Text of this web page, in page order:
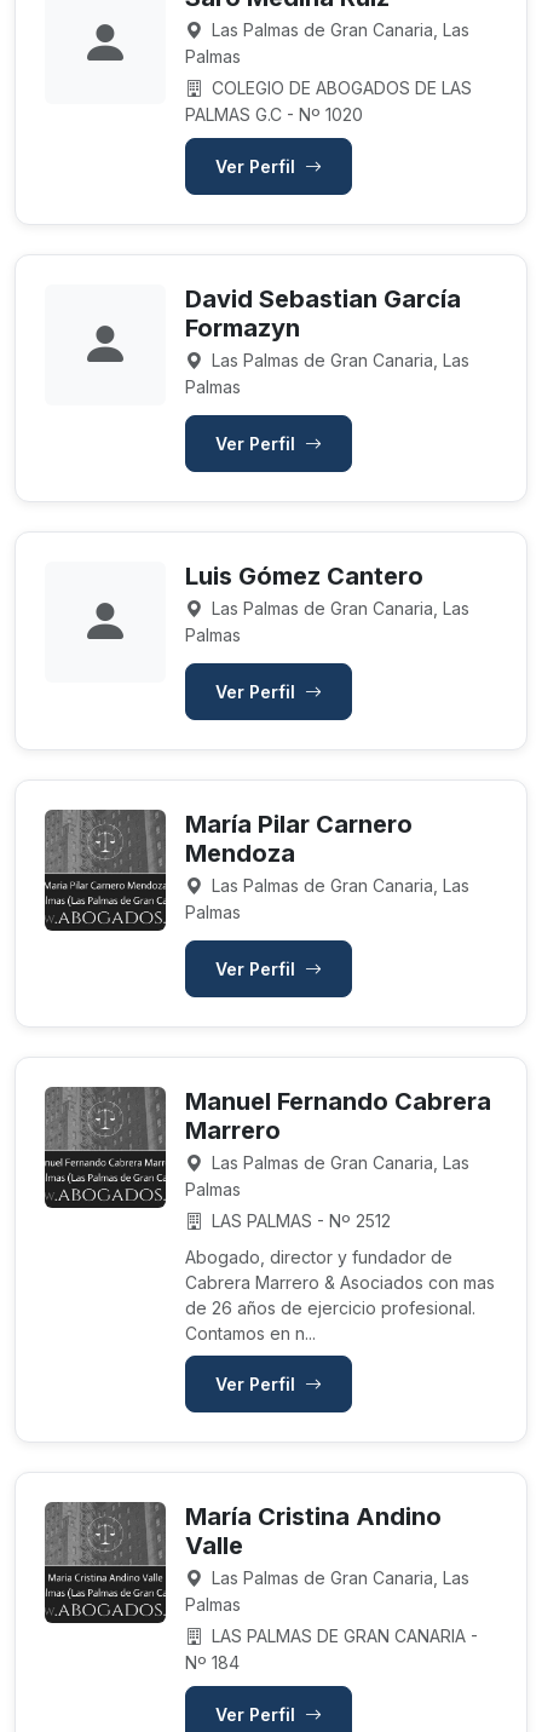
Las Palmas de Gran Canaria, Las
Palmas
COLEGIO DE ABOGADOS DE LAS
PALMAS G.C - Nº 1020
Ver Perfil
David Sebastian García
Formazyn
Las Palmas de Gran Canaria, Las
Palmas
Ver Perfil
Luis Gómez Cantero
Las Palmas de Gran Canaria, Las
Palmas
Ver Perfil
María Pilar Carnero
Mendoza
Las Palmas de Gran Canaria, Las
Palmas
Ver Perfil
Manuel Fernando Cabrera
Marrero
Las Palmas de Gran Canaria, Las
Palmas
LAS PALMAS - Nº 2512
Abogado, director y fundador de
Cabrera Marrero & Asociados con mas
de 26 años de ejercicio profesional.
Contamos en n...
Ver Perfil
María Cristina Andino
Valle
Las Palmas de Gran Canaria, Las
Palmas
LAS PALMAS DE GRAN CANARIA -
Nº 184
Ver Perfil